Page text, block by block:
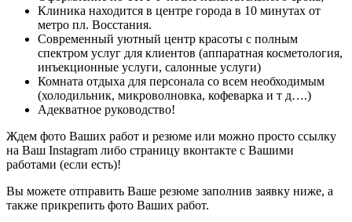
Клиника находится в центре города в 10 минутах от
метро пл. Восстания.
Современный уютный центр красоты с полным
спектром услуг для клиентов (аппаратная косметология,
инъекционные услуги, салонные услуги)
Комната отдыха для персонала со всем необходимым
(холодильник, микроволновка, кофеварка и т д….)
Адекватное руководство!
Ждем фото Ваших работ и резюме или можно просто ссылку
на Ваш Instagram либо страницу вконтакте c Вашими
работами (если есть)!
Вы можете отправить Ваше резюме заполнив заявку ниже, а
также прикрепить фото Ваших работ.